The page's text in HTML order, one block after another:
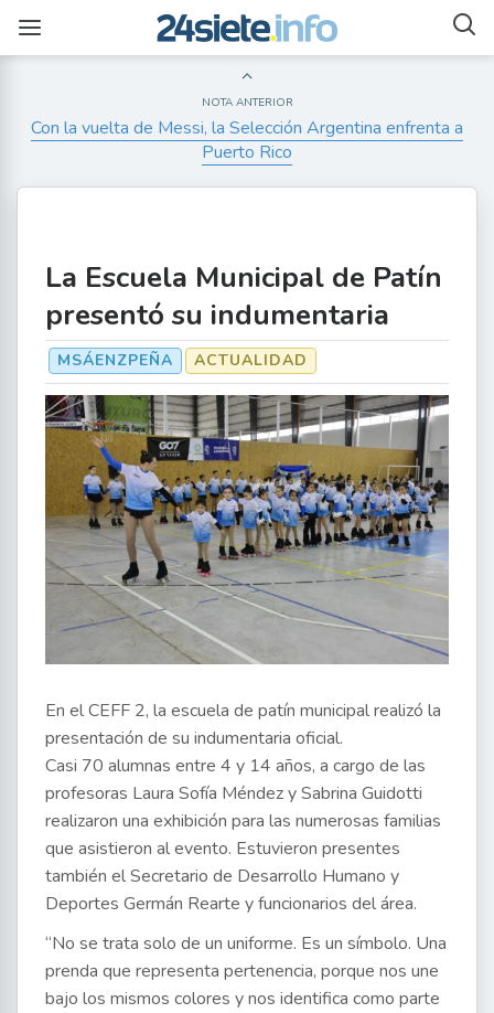
NOTA ANTERIOR
Con la vuelta de Messi, la Selección Argentina enfrenta a
Puerto Rico
La Escuela Municipal de Patín
presentó su indumentaria
MSÁENZPEÑA ACTUALIDAD
En el CEFF 2, la escuela de patín municipal realizó la
presentación de su indumentaria oficial.
Casi 70 alumnas entre 4 y 14 años, a cargo de las
profesoras Laura Sofía Méndez y Sabrina Guidotti
realizaron una exhibición para las numerosas familias
que asistieron al evento. Estuvieron presentes
también el Secretario de Desarrollo Humano y
Deportes Germán Rearte y funcionarios del área.
“No se trata solo de un uniforme. Es un símbolo. Una
prenda que representa pertenencia, porque nos une
bajo los mismos colores y nos identifica como parte